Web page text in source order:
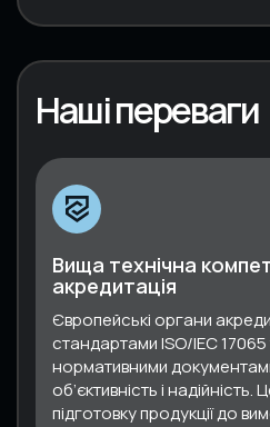
Наші переваги
Вища технічна
акредитація
Європейські органи
стандартами ISO/IEC 17065
нормативними
об’єктивність і
підготовку продукції до